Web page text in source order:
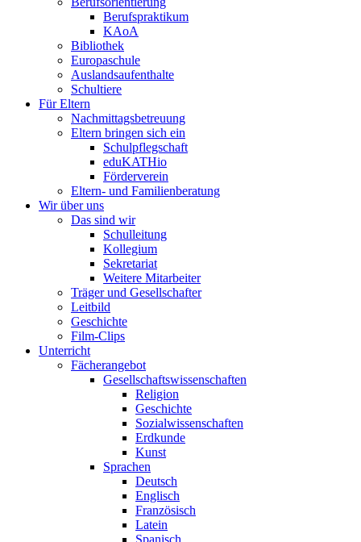
Berufspraktikum
KAoA
Bibliothek
Europaschule
Auslandsaufenthalte
Schultiere
Für Eltern
Nachmittagsbetreuung
Eltern bringen sich ein
Schulpflegschaft
eduKATHio
Förderverein
Eltern- und Familienberatung
Wir über uns
Das sind wir
Schulleitung
Kollegium
Sekretariat
Weitere Mitarbeiter
Träger und Gesellschafter
Leitbild
Geschichte
Film-Clips
Unterricht
Fächerangebot
Gesellschaftswissenschaften
Religion
Geschichte
Sozialwissenschaften
Erdkunde
Kunst
Sprachen
Deutsch
Englisch
Französisch
Latein
Spanisch